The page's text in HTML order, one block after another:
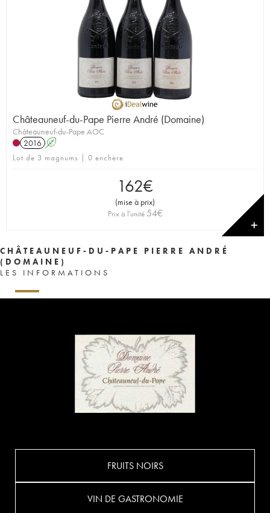
Châteauneuf-du-Pape Pierre André (Domaine)
Châteauneuf-du-Pape AOC
2016 A
Lot de 3 magnums | 0 enchère
162€
(mise à prix)
Prix à l'unité 54€
✕
CHÂTEAUNEUF-DU-PAPE PIERRE ANDRÉ
(DOMAINE)
LES INFORMATIONS
FRUITS NOIRS
VIN DE GASTRONOMIE